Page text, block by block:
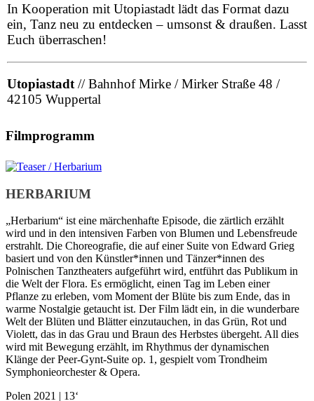
In Kooperation mit Utopiastadt lädt das Format dazu
ein, Tanz neu zu entdecken – umsonst & draußen. Lasst
Euch überraschen!
Utopiastadt // Bahnhof Mirke / Mirker Straße 48 /
42105 Wuppertal
Filmprogramm
HERBARIUM
„Herbarium“ ist eine märchenhafte Episode, die zärtlich erzählt
wird und in den intensiven Farben von Blumen und Lebensfreude
erstrahlt. Die Cho­reografie, die auf einer Suite von Ed­ward Grieg
basiert und von den Künstler*innen und Tänzer*innen des
Polnischen Tanztheaters aufgeführt wird, entführt das Publikum in
die Welt der Flora. Es ermöglicht, einen Tag im Leben einer
Pflanze zu erleben, vom Moment der Blüte bis zum Ende, das in
warme Nostalgie getaucht ist. Der Film lädt ein, in die wunderbare
Welt der Blüten und Blätter einzutauchen, in das Grün, Rot und
Violett, das in das Grau und Braun des Herbstes übergeht. All dies
wird mit Bewegung erzählt, im Rhythmus der dynamischen
Klänge der Peer-Gynt-Suite op. 1, gespielt vom Trondheim
Symphonieorchester & Opera.
Polen 2021 | 13‘